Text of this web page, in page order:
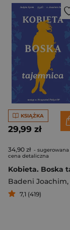
KSIĄŻKA
29,99 zł
34,90 zł - sugerowana
cena detaliczna
Badeni Joachim,
7,1 (419)